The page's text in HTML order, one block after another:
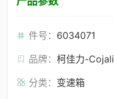
件号： 6034071
品牌： 柯佳力-Cojali
分类： 变速箱